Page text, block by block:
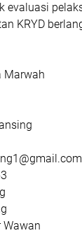
evaluasi
KRYD
Marwah
Wawan